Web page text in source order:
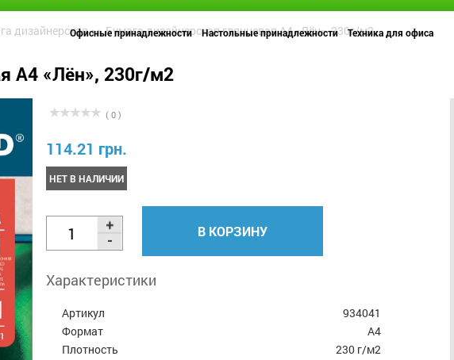
Офисные принадлежности Настольные принадлежности Техника для офиса
дизайнерская >> Бумага дизайнерская глянцевая А4 «Лён», 230г/м2
А4 «Лён», 230г/м2
( 0 )
114.21 грн.
НЕТ В НАЛИЧИИ
В КОРЗИНУ
Характеристики
Артикул
934041
Формат
А4
Плотность
230 г/м2